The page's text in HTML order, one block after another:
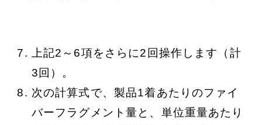
上記2～6項をさらに2回操作します（計
3回）。
次の計算式で、製品1着あたりのファイ
バーフラグメント量と、単位重量あたり